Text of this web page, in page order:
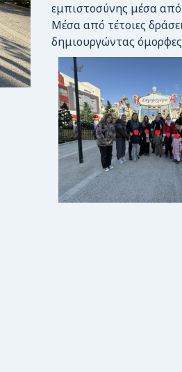
εμπιστοσύνης μέσα
Μέσα από τέτοιες
δημιουργώντας